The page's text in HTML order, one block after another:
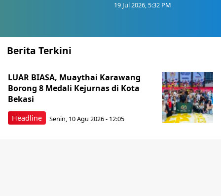
19 Jul 2026, 5:32 PM
Berita Terkini
Headline
LUAR BIASA, Muaythai Karawang
Borong 8 Medali Kejurnas di Kota
Bekasi
Senin, 10 Agu 2026 - 12:05